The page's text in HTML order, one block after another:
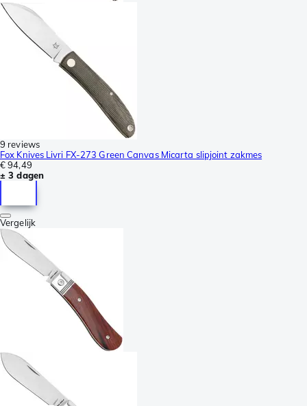
9 reviews
Fox Knives Livri FX-273 Green Canvas Micarta slipjoint zakmes
€ 94,49
± 3 dagen
Vergelijk